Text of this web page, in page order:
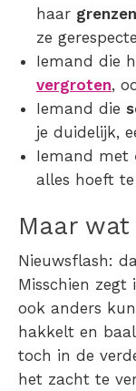
haar
ze
Iemand die
vergroten,
Iemand die
je duidelijk,
Iemand met
alles hoeft
Maar
Nieuwsflash:
Misschien zegt
ook anders
hakkelt en
toch in de
het zacht te